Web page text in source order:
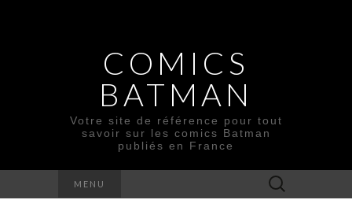
COMICS
BATMAN
Votre site de référence pour tout
savoir sur les comics Batman
publiés en France
MENU Rechercher :